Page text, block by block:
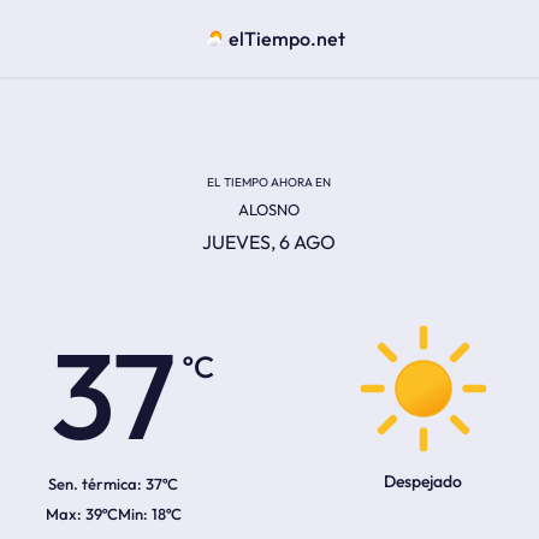
elTiempo.net
EL TIEMPO AHORA EN
ALOSNO
JUEVES, 6 AGO
37
Sen. térmica: 37ºC
39ºC 18ºC
Despejado